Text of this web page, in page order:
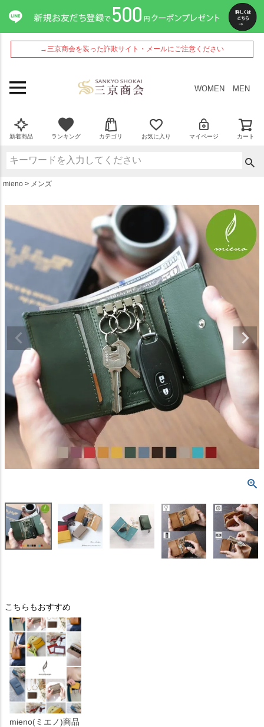
→三京商会を装った詐欺サイト・メールにご注意ください
WOMEN MEN
新着商品 ランキング カテゴリ お気に入り マイページ カート
mieno メンズ
こちらもおすすめ
mieno(ミエノ)商品
ペー
ジト
ップ
へ